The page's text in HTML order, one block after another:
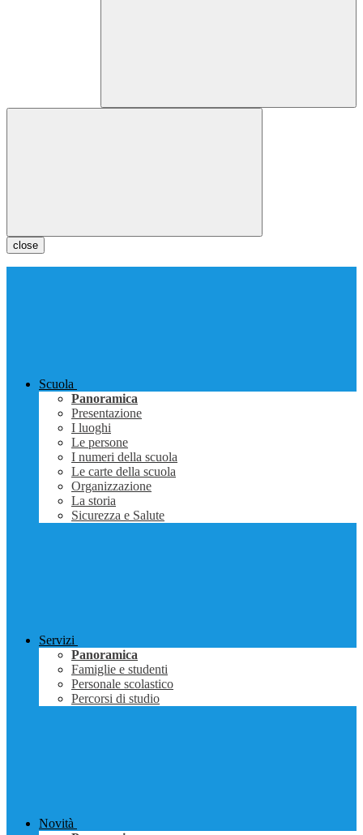
close
Scuola
Panoramica
Presentazione
I luoghi
Le persone
I numeri della scuola
Le carte della scuola
Organizzazione
La storia
Sicurezza e Salute
Servizi
Panoramica
Famiglie e studenti
Personale scolastico
Percorsi di studio
Novità